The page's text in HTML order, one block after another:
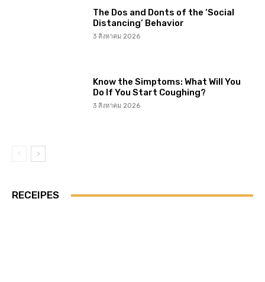
The Dos and Donts of the ‘Social
Distancing’ Behavior
3 สิงหาคม 2026
Know the Simptoms: What Will You
Do If You Start Coughing?
3 สิงหาคม 2026
RECEIPES